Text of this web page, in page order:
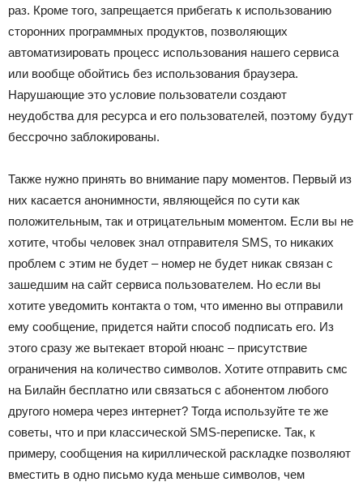
раз. Кроме того, запрещается прибегать к использованию
сторонних программных продуктов, позволяющих
автоматизировать процесс использования нашего сервиса
или вообще обойтись без использования браузера.
Нарушающие это условие пользователи создают
неудобства для ресурса и его пользователей, поэтому будут
бессрочно заблокированы.
Также нужно принять во внимание пару моментов. Первый из
них касается анонимности, являющейся по сути как
положительным, так и отрицательным моментом. Если вы не
хотите, чтобы человек знал отправителя SMS, то никаких
проблем с этим не будет – номер не будет никак связан с
зашедшим на сайт сервиса пользователем. Но если вы
хотите уведомить контакта о том, что именно вы отправили
ему сообщение, придется найти способ подписать его. Из
этого сразу же вытекает второй нюанс – присутствие
ограничения на количество символов. Хотите отправить смс
на Билайн бесплатно или связаться с абонентом любого
другого номера через интернет? Тогда используйте те же
советы, что и при классической SMS-переписке. Так, к
примеру, сообщения на кириллической раскладке позволяют
вместить в одно письмо куда меньше символов, чем